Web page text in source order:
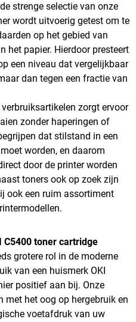
strenge selectie van onze
wordt uitvoerig getest om te
op het gebied van
het papier. Hierdoor presteert
een niveau dat vergelijkbaar
dan tegen een fractie van
zorgt ervoor
zonder haperingen of
dat stilstand in een
worden, en daarom
door de printer worden
toners ook op zoek zijn
ook een ruim assortiment
C5400 toner cartridge
grotere rol in de moderne
van een huismerk OKI
positief aan bij. Onze
het oog op hergebruik en
voetafdruk van uw